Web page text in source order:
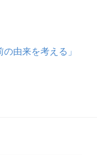
由来を考える」